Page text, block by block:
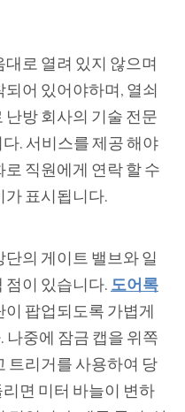
대로 열려 있지 않으며
되어 있어야하며, 열쇠
난방 회사의 기술 전문
. 서비스를 제공 해야
직원에게 연락 할 수
가 표시됩니다.
단의 게이트 밸브와 일
점이 있습니다. 도어록
이 팝업되도록 가볍게
나중에 잠금 캡을 위쪽
트리거를 사용하여 당
면 미터 바늘이 변하